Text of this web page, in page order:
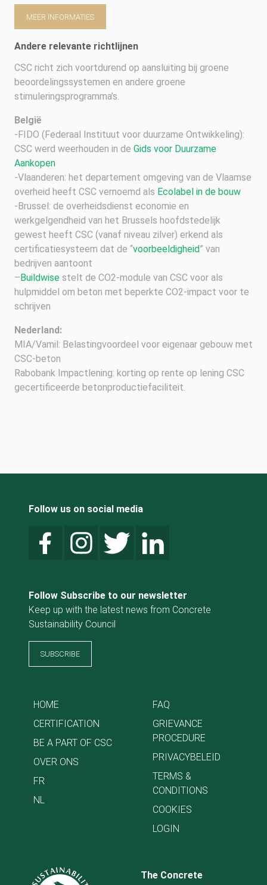
MEER INFORMATIES
Andere relevante richtlijnen
CSC richt zich voortdurend op aansluiting bij groene
beoordelingssystemen en andere groene
stimuleringsprogramma’s.
België
-FIDO (Federaal Instituut voor duurzame Ontwikkeling):
CSC werd weerhouden in de Gids voor Duurzame
Aankopen
-Vlaanderen: het departement omgeving van de Vlaamse
overheid heeft CSC vernoemd als Ecolabel in de bouw
-Brussel: de overheidsdienst economie en
werkgelgendheid van het Brussels hoofdstedelijk
gewest heeft CSC (vanaf niveau zilver) erkend als
certificatiesysteem dat de “voorbeeldigheid” van
bedrijven aantoont
– Buildwise stelt de CO2-module van CSC voor als
hulpmiddel om beton met beperkte CO2-impact voor te
schrijven
Nederland:
MIA/Vamil: Belastingvoordeel voor eigenaar gebouw met
CSC-beton
Rabobank Impactlening: korting op rente op lening CSC
gecertificeerde betonproductiefaciliteit.
Follow us on social media
Follow Subscribe to our newsletter
Keep up with the latest news from Concrete
Sustainability Council
SUBSCRIBE
HOME
CERTIFICATION
BE A PART OF CSC
OVER ONS
FR
NL
FAQ
GRIEVANCE
PROCEDURE
PRIVACYBELEID
TERMS &
CONDITIONS
COOKIES
LOGIN
The Concrete